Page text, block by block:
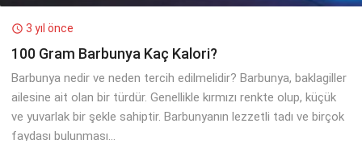
 3 yıl önce
100 Gram Barbunya Kaç Kalori?
Barbunya nedir ve neden tercih edilmelidir? Barbunya, baklagiller
ailesine ait olan bir türdür. Genellikle kırmızı renkte olup, küçük
ve yuvarlak bir şekle sahiptir. Barbunyanın lezzetli tadı ve birçok
faydası bulunması...